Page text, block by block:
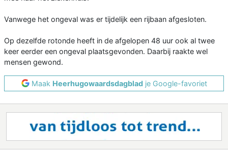
Vanwege het ongeval was er tijdelijk een rijbaan afgesloten.
Op dezelfde rotonde heeft in de afgelopen 48 uur ook al twee
keer eerder een ongeval plaatsgevonden. Daarbij raakte wel
mensen gewond.
Maak Heerhugowaardsdagbladje Google-favoriet